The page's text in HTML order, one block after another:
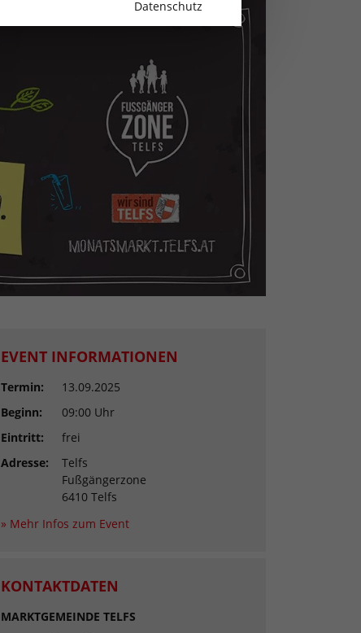
EVENT INFORMATIONEN
Termin:
13.09.2025
Beginn:
09:00 Uhr
Eintritt:
frei
Adresse:
Telfs
Fußgängerzone
6410 Telfs
» Mehr Infos zum Event
KONTAKTDATEN
MARKTGEMEINDE TELFS
Datenschutz